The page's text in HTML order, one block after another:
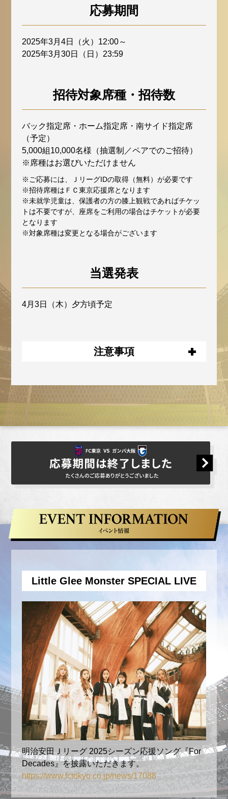
応募期間
2025年3月4日（火）12:00～
2025年3月30日（日）23:59
招待対象席種・招待数
バック指定席・ホーム指定席・南サイド指定席
（予定）
5,000組10,000名様（抽選制／ペアでのご招待）
※席種はお選びいただけません
※ご応募には、ＪリーグIDの取得（無料）が必要です
※招待席種はＦＣ東京応援席となります
※未就学児童は、保護者の方の膝上観戦であればチケッ
トは不要ですが、座席をご利用の場合はチケットが必要
となります
※対象席種は変更となる場合がございます
当選発表
4月3日（木）夕方頃予定
注意事項
（会員登録無料）が必要です。
本キャンペーンへの応募は、お一人様１回
限りとさせていただきます。（重複して応
ご登録内容に虚偽があった場合は、応募資
格、当選資格を取り消す場合があります。
用条件などを変更する場合があります。
当選チケットの交換、返却などはお受けで
ること、ならびに第三者に転売の委託をす
ることを禁止します。なお、オークション
ならびにインターネットオークションへの
出品も禁止します。違反した場合、興行主
が自らの判断で購入済みのチケットを無効
とし、チケット代の返金を認めず、入場を
認めないことがあります。
当選の権利は他の方に譲渡できません。
応募状況の確認および抽選結果に関するお
問い合わせにはお答えできません。
応募情報は、キャンペーン主催者である東
京フットボールクラブ株式会社にも提供さ
せていただきます。
また、本キャンペーンの当落案内について
は、東京フットボールクラブ株式会社（FC
東京）よりご連絡させていただきます。
Little Glee Monster SPECIAL LIVE
明治安田Ｊリーグ 2025シーズン応援ソング『For
Decades』を披露いただきます。
https://www.fctokyo.co.jp/news/17088